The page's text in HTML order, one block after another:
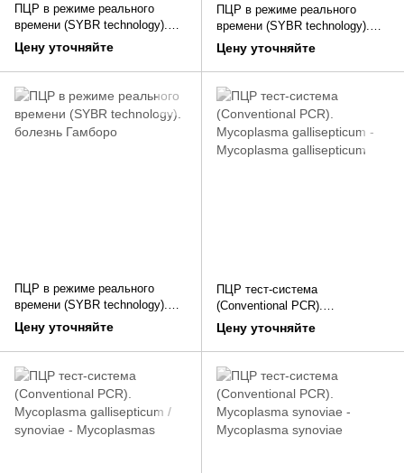
ПЦР в режиме реального
времени (SYBR technology).
кампилобактериоз
Цену уточняйте
ПЦР в режиме реального
времени (SYBR technology).
Сальмонеллез - Salmonella spp
Цену уточняйте
ПЦР в режиме реального
времени (SYBR technology).
болезнь Гамборо
Цену уточняйте
ПЦР тест-система
(Conventional PCR).
Mycoplasma gallisepticum -
Mycoplasma gallisepticum
Цену уточняйте